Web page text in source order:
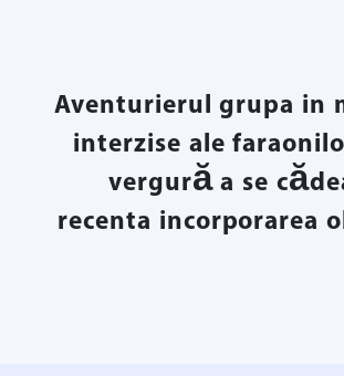
Aventurierul grupa in
interzise ale
vergură a se
recenta incorporarea